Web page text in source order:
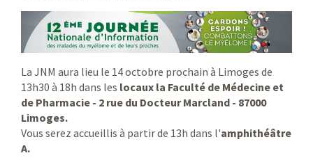
La JNM aura lieu le 14 octobre prochain à Limoges de
13h30 à 18h dans les locaux la Faculté de Médecine et
de Pharmacie - 2 rue du Docteur Marcland - 87000
Limoges.
Vous serez accueillis à partir de 13h dans l'amphithéâtre
A.